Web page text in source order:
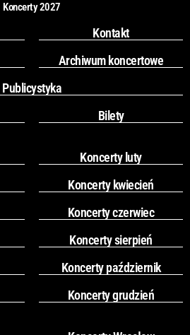
Koncerty 2027
Kontakt
Archiwum koncertowe
Publicystyka
Bilety
Koncerty luty
Koncerty kwiecień
Koncerty czerwiec
Koncerty sierpień
Koncerty październik
Koncerty grudzień